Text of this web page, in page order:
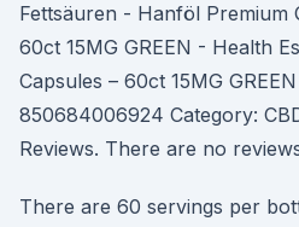
Fettsäuren - Hanföl Premium
60ct 15MG GREEN - Health
Capsules – 60ct 15MG
850684006924 Category:
Reviews. There are no
There are 60 servings per